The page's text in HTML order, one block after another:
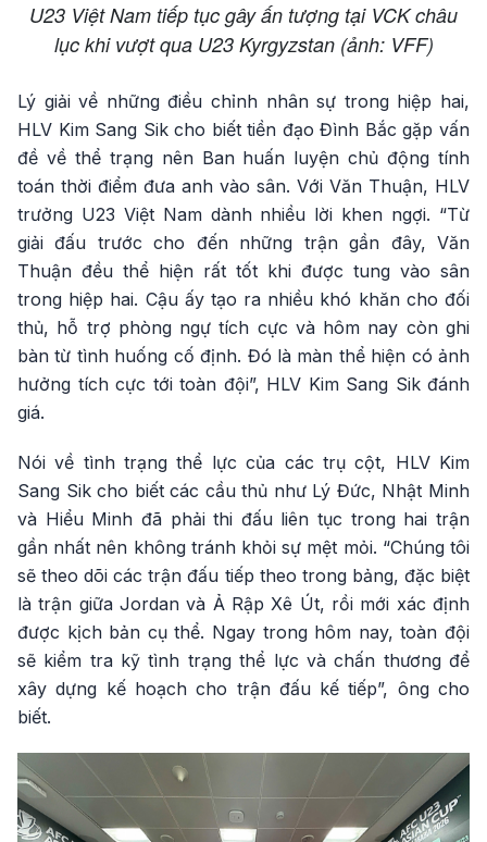
U23 Việt Nam tiếp tục gây ấn tượng tại VCK châu
lục khi vượt qua U23 Kyrgyzstan (ảnh: VFF)
Lý giải về những điều chỉnh nhân sự trong hiệp hai,
HLV Kim Sang Sik cho biết tiền đạo Đình Bắc gặp vấn
đề về thể trạng nên Ban huấn luyện chủ động tính
toán thời điểm đưa anh vào sân. Với Văn Thuận, HLV
trưởng U23 Việt Nam dành nhiều lời khen ngợi. “Từ
giải đấu trước cho đến những trận gần đây, Văn
Thuận đều thể hiện rất tốt khi được tung vào sân
trong hiệp hai. Cậu ấy tạo ra nhiều khó khăn cho đối
thủ, hỗ trợ phòng ngự tích cực và hôm nay còn ghi
bàn từ tình huống cố định. Đó là màn thể hiện có ảnh
hưởng tích cực tới toàn đội”, HLV Kim Sang Sik đánh
giá.
Nói về tình trạng thể lực của các trụ cột, HLV Kim
Sang Sik cho biết các cầu thủ như Lý Đức, Nhật Minh
và Hiểu Minh đã phải thi đấu liên tục trong hai trận
gần nhất nên không tránh khỏi sự mệt mỏi. “Chúng tôi
sẽ theo dõi các trận đấu tiếp theo trong bảng, đặc biệt
là trận giữa Jordan và Ả Rập Xê Út, rồi mới xác định
được kịch bản cụ thể. Ngay trong hôm nay, toàn đội
sẽ kiểm tra kỹ tình trạng thể lực và chấn thương để
xây dựng kế hoạch cho trận đấu kế tiếp”, ông cho
biết.